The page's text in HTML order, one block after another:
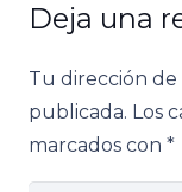
Deja una
Tu dirección
publicada. Los
marcados con *